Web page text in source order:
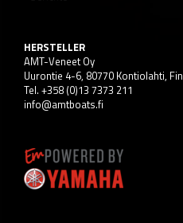
HERSTELLER
AMT-Veneet Oy
Uurontie 4-6, 80770 Kontiolahti,
Tel. +358 (0)13 7373 211
info@amtboats.fi